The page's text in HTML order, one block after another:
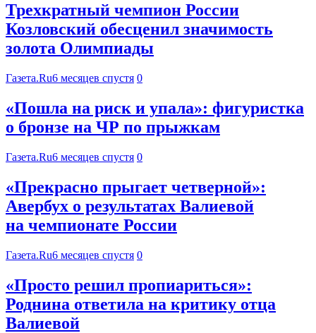
Трехкратный чемпион России
Козловский обесценил значимость
золота Олимпиады
Газета.Ru6 месяцев спустя 0
«Пошла на риск и упала»: фигуристка
о бронзе на ЧР по прыжкам
Газета.Ru6 месяцев спустя 0
«Прекрасно прыгает четверной»:
Авербух о результатах Валиевой
на чемпионате России
Газета.Ru6 месяцев спустя 0
«Просто решил пропиариться»:
Роднина ответила на критику отца
Валиевой